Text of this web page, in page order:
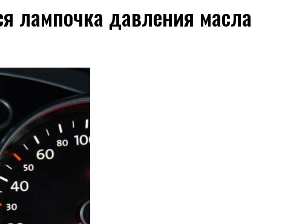
лампочка давления масла